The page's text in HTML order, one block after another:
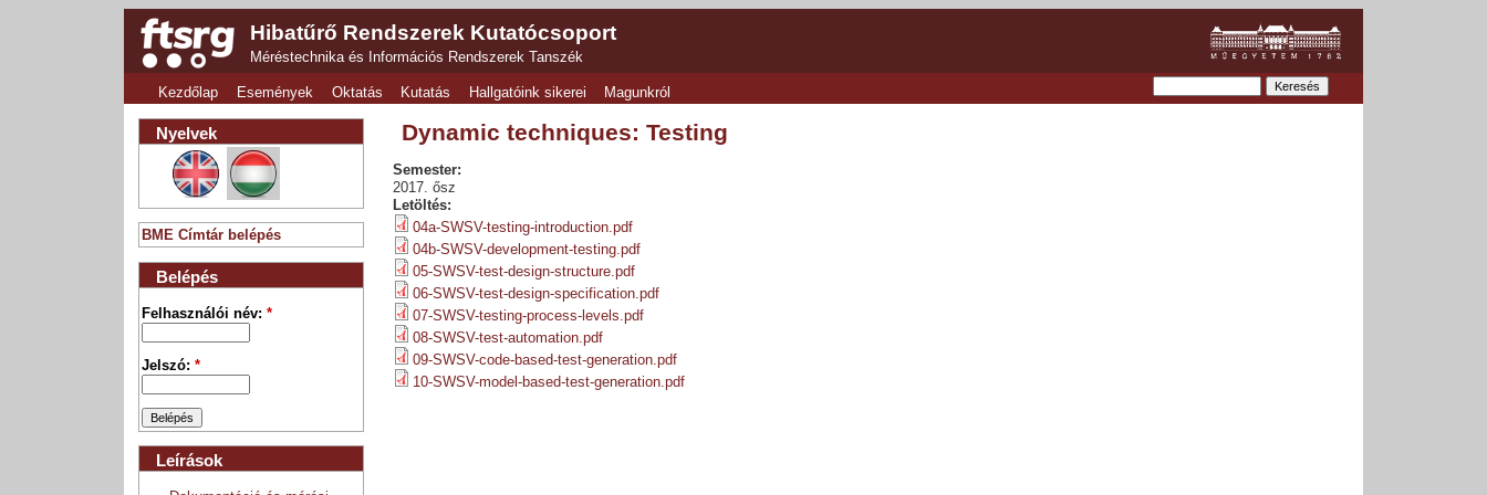
Hibatűrő Rendszerek Kutatócsoport
Méréstechnika és Információs Rendszerek Tanszék
Kezdőlap Események Oktatás Kutatás Hallgatóink sikerei Magunkról
Dynamic techniques: Testing
Semester:
2017. ősz
Letöltés:
04a-SWSV-testing-introduction.pdf
04b-SWSV-development-testing.pdf
05-SWSV-test-design-structure.pdf
06-SWSV-test-design-specification.pdf
07-SWSV-testing-process-levels.pdf
08-SWSV-test-automation.pdf
09-SWSV-code-based-test-generation.pdf
10-SWSV-model-based-test-generation.pdf
Nyelvek
BME Címtár belépés
Belépés
Felhasználói név:*
Jelszó:*
Leírások